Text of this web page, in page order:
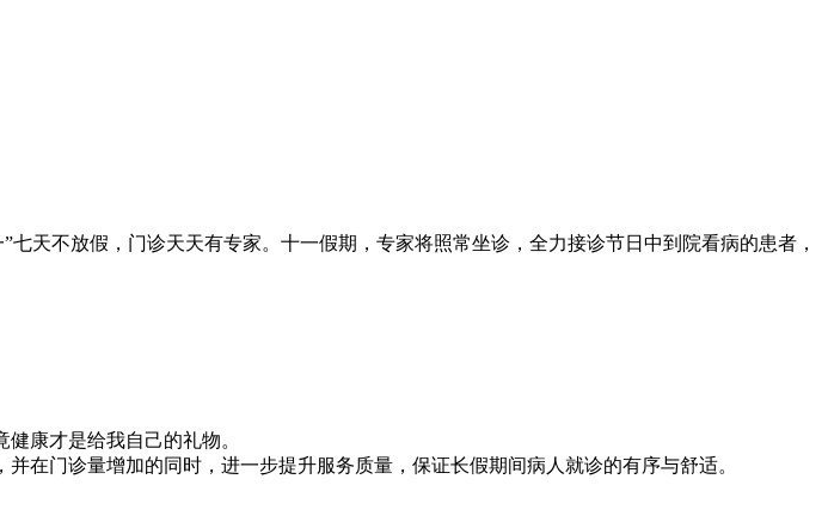
不放假，门诊天天有专家。十一假期，专家将照常坐诊，全力接诊节日中到院看病的患者，
康才是给我自己的礼物。
门诊量增加的同时，进一步提升服务质量，保证长假期间病人就诊的有序与舒适。